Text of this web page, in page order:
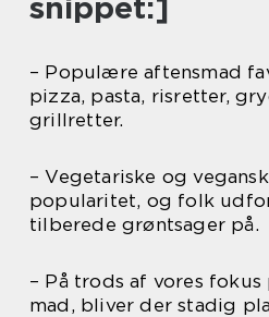
snippet:]
– Populære aftensmad
pizza, pasta, risretter,
grillretter.
– Vegetariske og
popularitet, og folk
tilberede grøntsager på.
– På trods af vores
mad, bliver der stadig